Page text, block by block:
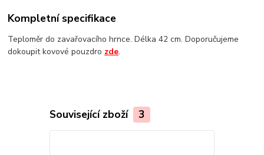
Kompletní specifikace
Teploměr do zavařovacího hrnce. Délka 42 cm. Doporučujeme
dokoupit kovové pouzdro zde.
Související zboží 3